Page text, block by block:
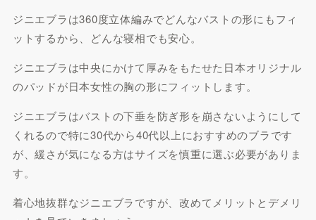
ジニエブラは360度立体編みでどんなバストの形にもフィ
ットするから、どんな寝相でも安心。
ジニエブラは中央にかけて厚みをもたせた日本オリジナル
のパッドが日本女性の胸の形にフィットします。
ジニエブラはバストの下垂を防ぎ形を崩さないようにして
くれるので特に30代から40代以上におすすめのブラです
が、緩さが気になる方はサイズを慎重に選ぶ必要がありま
す。
着心地抜群なジニエブラですが、改めてメリットとデメリ